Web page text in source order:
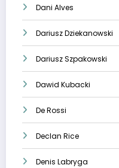
Dani Alves
Dariusz Dziekanowski
Dariusz Szpakowski
Dawid Kubacki
De Rossi
Declan Rice
Denis Labryga